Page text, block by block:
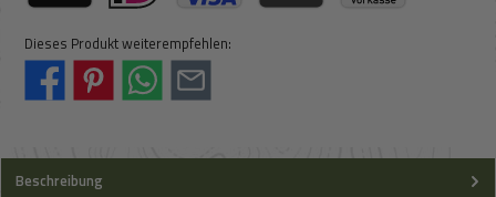
Dieses Produkt weiterempfehlen:
Beschreibung